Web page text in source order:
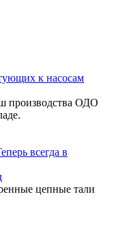
к насосам
производства ОДО
всегда в
цепные тали